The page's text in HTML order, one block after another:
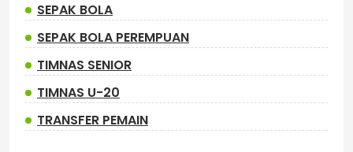
SEPAK BOLA
SEPAK BOLA PEREMPUAN
TIMNAS SENIOR
TIMNAS U-20
TRANSFER PEMAIN